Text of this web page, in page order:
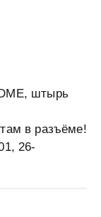
штырь
в разъёме!
26-